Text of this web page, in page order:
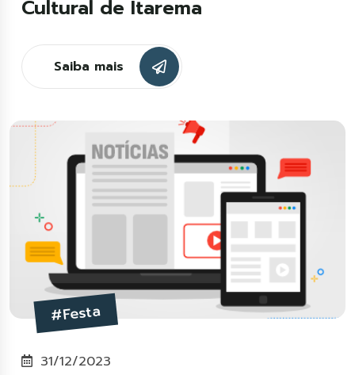
Cultural de Itarema
Saiba mais
#Festa
31/12/2023